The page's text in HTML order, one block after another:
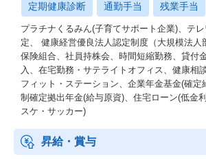
定期健康診断 通勤手当 残業手当
プラチナくるみん(子育てサポート企業)、テ
定、 健康経営優良法人認定制度（大規模法人
保険組合、社員持株会、時間短縮勤務、貸付
入、在宅勤務・サテライトオフィス、健康相
フィット・ステーション、企業年金基金(確定
制確定拠出年金(給与原資)、住宅ローン(低金
スケ・サッカー)
昇給・賞与